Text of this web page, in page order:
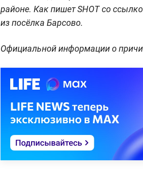
районе. Как пишет SHOT со
из посёлка Барсово.
Официальной информации о